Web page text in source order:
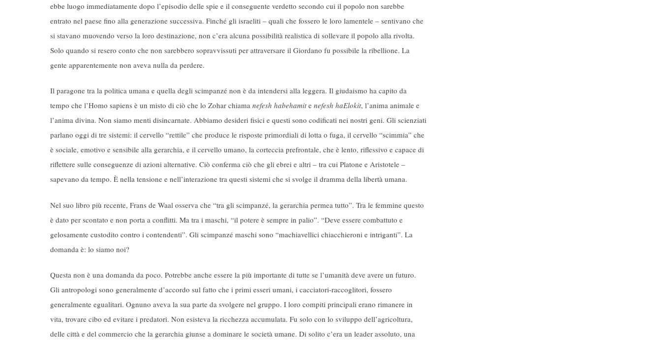
ebbe luogo immediatamente dopo l’episodio delle spie e il conseguente verdetto secondo cui il popolo non sarebbe
entrato nel paese fino alla generazione successiva. Finché gli israeliti – quali che fossero le loro lamentele – sentivano che
si stavano muovendo verso la loro destinazione, non c’era alcuna possibilità realistica di sollevare il popolo alla rivolta.
Solo quando si resero conto che non sarebbero sopravvissuti per attraversare il Giordano fu possibile la ribellione. La
gente apparentemente non aveva nulla da perdere.
Il paragone tra la politica umana e quella degli scimpanzé non è da intendersi alla leggera. Il giudaismo ha capito da
tempo che l’Homo sapiens è un misto di ciò che lo Zohar chiama nefesh habehamite nefesh haElokit, l’anima animale e
l’anima divina. Non siamo menti disincarnate. Abbiamo desideri fisici e questi sono codificati nei nostri geni. Gli scienziati
parlano oggi di tre sistemi: il cervello “rettile” che produce le risposte primordiali di lotta o fuga, il cervello “scimmia” che
è sociale, emotivo e sensibile alla gerarchia, e il cervello umano, la corteccia prefrontale, che è lento, riflessivo e capace di
riflettere sulle conseguenze di azioni alternative. Ciò conferma ciò che gli ebrei e altri – tra cui Platone e Aristotele –
sapevano da tempo. È nella tensione e nell’interazione tra questi sistemi che si svolge il dramma della libertà umana.
Nel suo libro più recente, Frans de Waal osserva che “tra gli scimpanzé, la gerarchia permea tutto”. Tra le femmine questo
è dato per scontato e non porta a conflitti. Ma tra i maschi, “il potere è sempre in palio”. “Deve essere combattuto e
gelosamente custodito contro i contendenti”. Gli scimpanzé maschi sono “machiavellici chiacchieroni e intriganti”. La
domanda è: lo siamo noi?
Questa non è una domanda da poco. Potrebbe anche essere la più importante di tutte se l’umanità deve avere un futuro.
Gli antropologi sono generalmente d’accordo sul fatto che i primi esseri umani, i cacciatori-raccoglitori, fossero
generalmente egualitari. Ognuno aveva la sua parte da svolgere nel gruppo. I loro compiti principali erano rimanere in
vita, trovare cibo ed evitare i predatori. Non esisteva la ricchezza accumulata. Fu solo con lo sviluppo dell’agricoltura,
delle città e del commercio che la gerarchia giunse a dominare le società umane. Di solito c’era un leader assoluto, una